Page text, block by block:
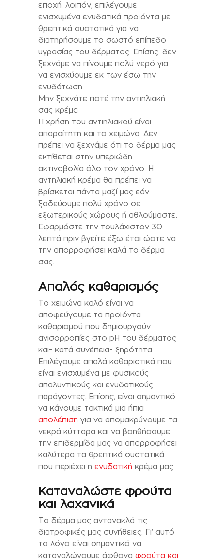
εποχή, λοιπόν, επιλέγουμε
ενισχυμένα ενυδατικά προϊόντα με
θρεπτικά συστατικά για να
διατηρήσουμε το σωστό επίπεδο
υγρασίας του δέρματος. Επίσης, δεν
ξεχνάμε να πίνουμε πολύ νερό για
να ενισχύουμε εκ των έσω την
ενυδάτωση.
Μην ξεχνάτε ποτέ την αντιηλιακή
σας κρέμα
Η χρήση του αντιηλιακού είναι
απαραίτητη και το χειμώνα. Δεν
πρέπει να ξεχνάμε ότι το δέρμα μας
εκτίθεται στην υπεριώδη
ακτινοβολία όλο τον χρόνο. Η
αντηλιακή κρέμα θα πρέπει να
βρίσκεται πάντα μαζί μας εάν
ξοδεύουμε πολύ χρόνο σε
εξωτερικούς χώρους ή αθλούμαστε.
Εφαρμόστε την τουλάχιστον 30
λεπτά πριν βγείτε έξω έτσι ώστε να
την απορροφήσει καλά το δέρμα
σας.
Απαλός καθαρισμός
Το χειμώνα καλό είναι να
αποφεύγουμε τα προϊόντα
καθαρισμού που δημιουργούν
ανισορροπίες στο pH του δέρματος
και- κατά συνέπεια- ξηρότητα.
Επιλέγουμε απαλά καθαριστικά που
είναι ενισχυμένα με φυσικούς
απαλυντικούς και ενυδατικούς
παράγοντες. Επίσης, είναι σημαντικό
να κάνουμε τακτικά μια ήπια
απολέπιση για να απομακρύνουμε τα
νεκρά κύτταρα και να βοηθήσουμε
την επιδερμίδα μας να απορροφήσει
καλύτερα τα θρεπτικά συστατικά
που περιέχει η ενυδατική κρέμα μας.
Καταναλώστε φρούτα
και λαχανικά
Το δέρμα μας αντανακλά τις
διατροφικές μας συνήθειες. Γι’ αυτό
το λόγο είναι σημαντικό να
καταναλώνουμε άφθονα φρούτα και